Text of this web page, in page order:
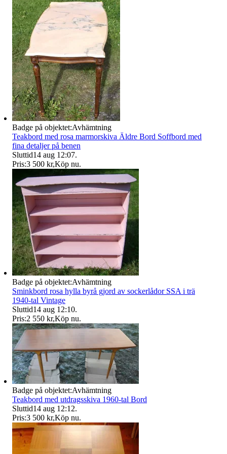
Badge på objektet:Avhämtning
Teakbord med rosa marmorskiva Äldre Bord Soffbord med
fina detaljer på benen
Sluttid14 aug 12:07.
Pris:3 500 kr,Köp nu.
Badge på objektet:Avhämtning
Sminkbord rosa hylla byrå gjord av sockerlådor SSA i trä
1940-tal Vintage
Sluttid14 aug 12:10.
Pris:2 550 kr,Köp nu.
Badge på objektet:Avhämtning
Teakbord med utdragsskiva 1960-tal Bord
Sluttid14 aug 12:12.
Pris:3 500 kr,Köp nu.